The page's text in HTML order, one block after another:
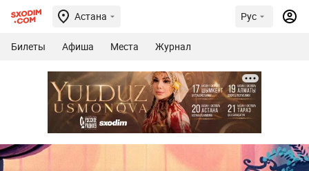
Астана Рус
Билеты Афиша Места Журнал